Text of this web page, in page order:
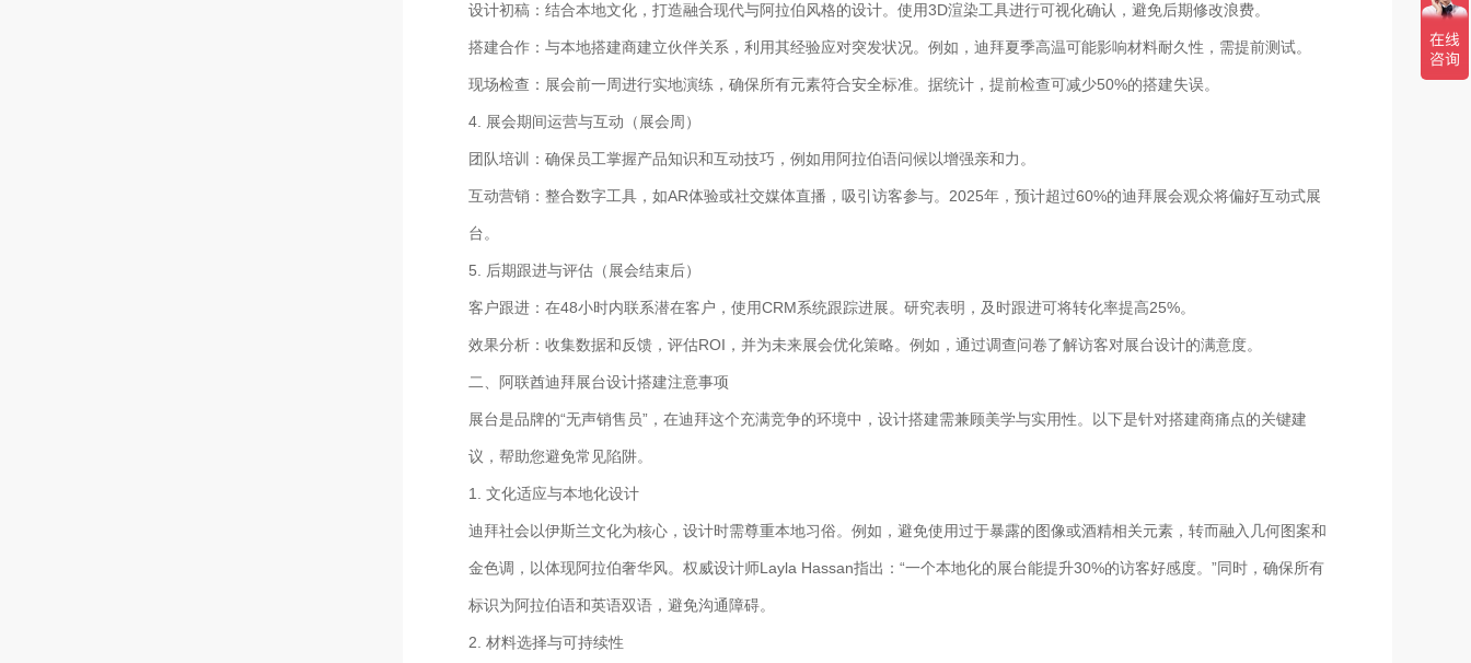
设计初稿：结合本地文化，打造融合现代与阿拉伯风格的设计。使用3D渲染工具进行可视化确认，避免后期修改浪费。
搭建合作：与本地搭建商建立伙伴关系，利用其经验应对突发状况。例如，迪拜夏季高温可能影响材料耐久性，需提前测试。
现场检查：展会前一周进行实地演练，确保所有元素符合安全标准。据统计，提前检查可减少50%的搭建失误。
4. 展会期间运营与互动（展会周）
团队培训：确保员工掌握产品知识和互动技巧，例如用阿拉伯语问候以增强亲和力。
互动营销：整合数字工具，如AR体验或社交媒体直播，吸引访客参与。2025年，预计超过60%的迪拜展会观众将偏好互动式展
台。
5. 后期跟进与评估（展会结束后）
客户跟进：在48小时内联系潜在客户，使用CRM系统跟踪进展。研究表明，及时跟进可将转化率提高25%。
效果分析：收集数据和反馈，评估ROI，并为未来展会优化策略。例如，通过调查问卷了解访客对展台设计的满意度。
二、阿联酋迪拜展台设计搭建注意事项
展台是品牌的“无声销售员”，在迪拜这个充满竞争的环境中，设计搭建需兼顾美学与实用性。以下是针对搭建商痛点的关键建
议，帮助您避免常见陷阱。
1. 文化适应与本地化设计
迪拜社会以伊斯兰文化为核心，设计时需尊重本地习俗。例如，避免使用过于暴露的图像或酒精相关元素，转而融入几何图案和
金色调，以体现阿拉伯奢华风。权威设计师Layla Hassan指出：“一个本地化的展台能提升30%的访客好感度。”同时，确保所有
标识为阿拉伯语和英语双语，避免沟通障碍。
2. 材料选择与可持续性